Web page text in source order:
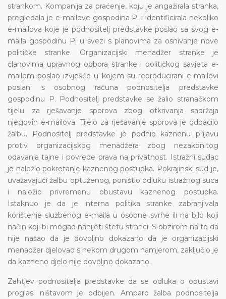
strankom. Kompanija za praćenje, koju je angažirala stranka,
pregledala je e-mailove gospodina P. i identificirala nekoliko
e-mailova koje je podnositelj predstavke poslao sa svog e-
maila gospodinu P. u svezi s planovima za osnivanje nove
političke stranke. Organizacijski menadžer stranke je
članovima upravnog odbora stranke i političkog savjeta e-
mailom poslao izvješće u kojem su reproducirani e-mailovi
poslani s osobnog računa podnositelja predstavke
gospodinu P. Podnositelj predstavke se žalio stranačkom
tijelu za rješavanje sporova zbog otkrivanja sadržaja
njegovih e-mailova. Tijelo za rješavanje sporova je odbacilo
žalbu. Podnositelj predstavke je podnio kaznenu prijavu
protiv organizacijskog menadžera zbog nezakonitog
odavanja tajne i povrede prava na privatnost. Istražni sudac
je naložio pokretanje kaznenog postupka. Pokrajinski sud je,
uvažavajući žalbu optuženog, poništio odluku istražnog suca
i naložio privremenu obustavu kaznenog postupka.
Istaknuo je da je interna politika stranke zabranjivala
korištenje službenog e-maila u osobne svrhe ili na bilo koji
način koji bi mogao nanijeti štetu stranci. S obzirom na to da
nije našao da je dovoljno dokazano da je organizacijski
menadžer djelovao s nekom drugom namjerom, zaključio je
da kazneno djelo nije dovoljno dokazano.
Zahtjev podnositelja predstavke da se odluka o obustavi
proglasi ništavom je odbijen. Amparo žalba podnositelja